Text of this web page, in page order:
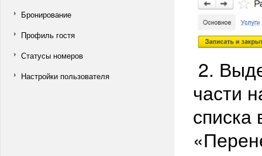
Бронирование
Профиль гостя
Статусы номеров
Настройки пользователя
2.
части